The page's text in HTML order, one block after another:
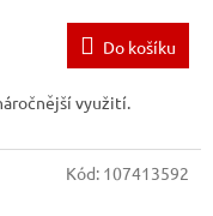
Do košíku
využití.
Kód: 107413592